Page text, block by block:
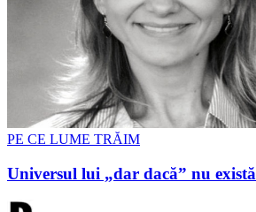
PE CE LUME TRĂIM
Universul lui „dar dacă” nu există